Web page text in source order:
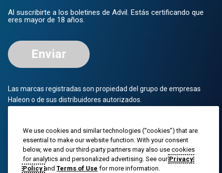
Al suscribirte a los boletines de Advil. Estás certificando que
eres mayor de 18 años.
Enviar
Las marcas registradas son propiedad del grupo de empresas
Haleon o de sus distribuidores autorizados.
Todos los derechos reservados. El contenido de este sitio web
está destinado únicamente al público estadounidense.
PM-US-ADV-25-00025
We use cookies and similar technologies (“cookies”) that are
essential to make our website function. With your consent
below, we and our third-party partners may also use cookies
for analytics and personalized advertising. See ourPrivacy
Policy and Terms of Use for more information.